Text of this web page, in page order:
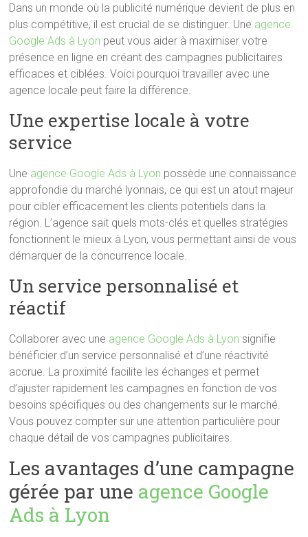
Dans un monde où la publicité numérique devient de plus en
plus compétitive, il est crucial de se distinguer. Une agence
Google Ads à Lyon peut vous aider à maximiser votre
présence en ligne en créant des campagnes publicitaires
efficaces et ciblées. Voici pourquoi travailler avec une
agence locale peut faire la différence.
Une expertise locale à votre
service
Une agence Google Ads à Lyon possède une connaissance
approfondie du marché lyonnais, ce qui est un atout majeur
pour cibler efficacement les clients potentiels dans la
région. L’agence sait quels mots-clés et quelles stratégies
fonctionnent le mieux à Lyon, vous permettant ainsi de vous
démarquer de la concurrence locale.
Un service personnalisé et
réactif
Collaborer avec une agence Google Ads à Lyon signifie
bénéficier d’un service personnalisé et d’une réactivité
accrue. La proximité facilite les échanges et permet
d’ajuster rapidement les campagnes en fonction de vos
besoins spécifiques ou des changements sur le marché.
Vous pouvez compter sur une attention particulière pour
chaque détail de vos campagnes publicitaires.
Les avantages d’une campagne
gérée par une agence Google
Ads à Lyon